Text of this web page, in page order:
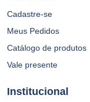
Cadastre-se
Meus Pedidos
Catálogo de produtos
Vale presente
Institucional